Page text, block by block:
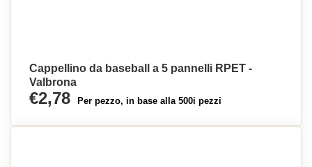
Cappellino da baseball a 5 pannelli RPET -
Valbrona
€2,78 Per pezzo, in base alla 500i pezzi